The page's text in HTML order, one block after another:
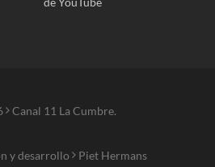
Canal 11 La Cumbre.
y desarrollo Piet Hermans